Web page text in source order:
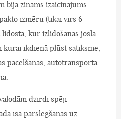
bija zināms izaicinājums.
izmēru (tikai virs 6
kur izlidošanas josla
kurai ikdienā plūst satiksme,
pacelšanās, autotransporta
dzirdi spēji
īsa pārslēgšanās uz